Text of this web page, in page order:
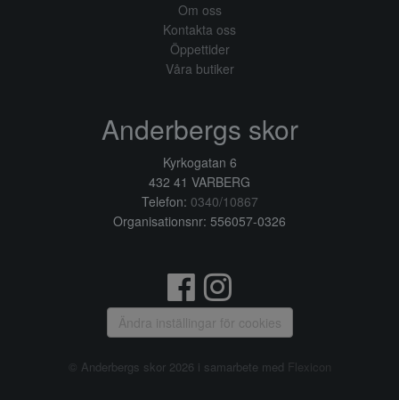
Om oss
Kontakta oss
Öppettider
Våra butiker
Anderbergs skor
Kyrkogatan 6
432 41 VARBERG
Telefon: 0340/10867
Organisationsnr: 556057-0326
Ändra inställingar för cookies
© Anderbergs skor 2026 i samarbete med Flexicon